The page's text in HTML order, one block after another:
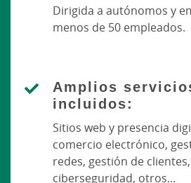
Dirigida a autónomos y
menos de 50 empleados.
Amplios
incluidos:
Sitios web y presencia
comercio electrónico,
redes, gestión de clientes,
ciberseguridad, otros...